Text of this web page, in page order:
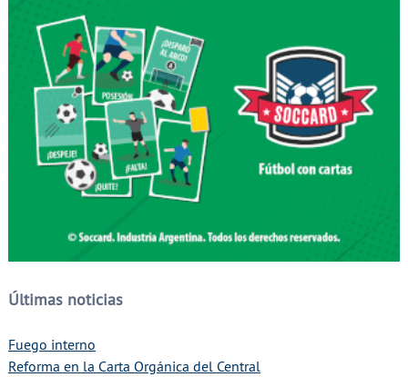
Últimas noticias
Fuego interno
Reforma en la Carta Orgánica del Central